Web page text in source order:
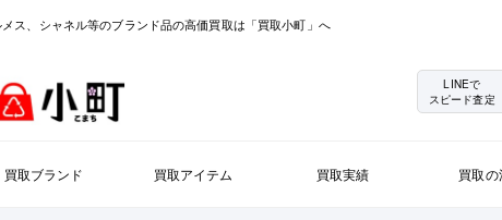
ス、シャネル等のブランド品の高価買取は「買取小町」へ
LINEで
スピード査定
買取ブランド 買取アイテム 買取実績 買取の